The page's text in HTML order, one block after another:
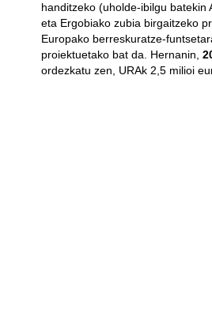
handitzeko (uholde-ibilgu batekin
eta Ergobiako zubia birgaitzeko
Europako berreskuratze-
proiektuetako bat da. Hernanin,
ordezkatu zen, URAk 2,5 milioi